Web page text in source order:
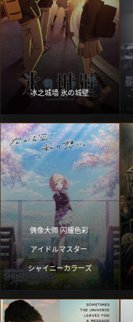
冰之城墙 氷の城壁
偶像大师 闪耀色彩
アイドルマスター
シャイニーカラーズ